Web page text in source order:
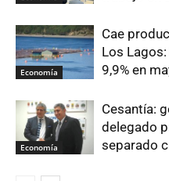
Economía
Cae
Los
9,9% en
Economía
Cesantía:
delegado
separado